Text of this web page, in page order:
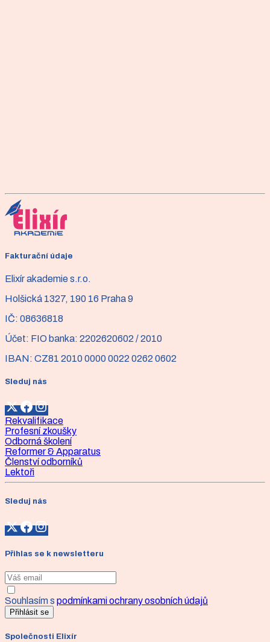
skupinovou lekci
Šablona ke stažení
Fakturační údaje
Elixír akademie s.r.o.
Holšická 1327, 190 16 Praha 9
IČ: 08636818
Účet: FIO banka: 2202620602 / 2010
IBAN: CZ81 2010 0000 0022 0262 0602
Sleduj nás
Rekvalifikace
Profesní zkoušky
Odborná školení
Reformer & Apparatus
Členství odborníků
Lektoři
Sleduj nás
Přihlas se k newsletteru
Souhlasím s podmínkami ochrany osobních údajů
Přihlásit se
Společnosti Elixír